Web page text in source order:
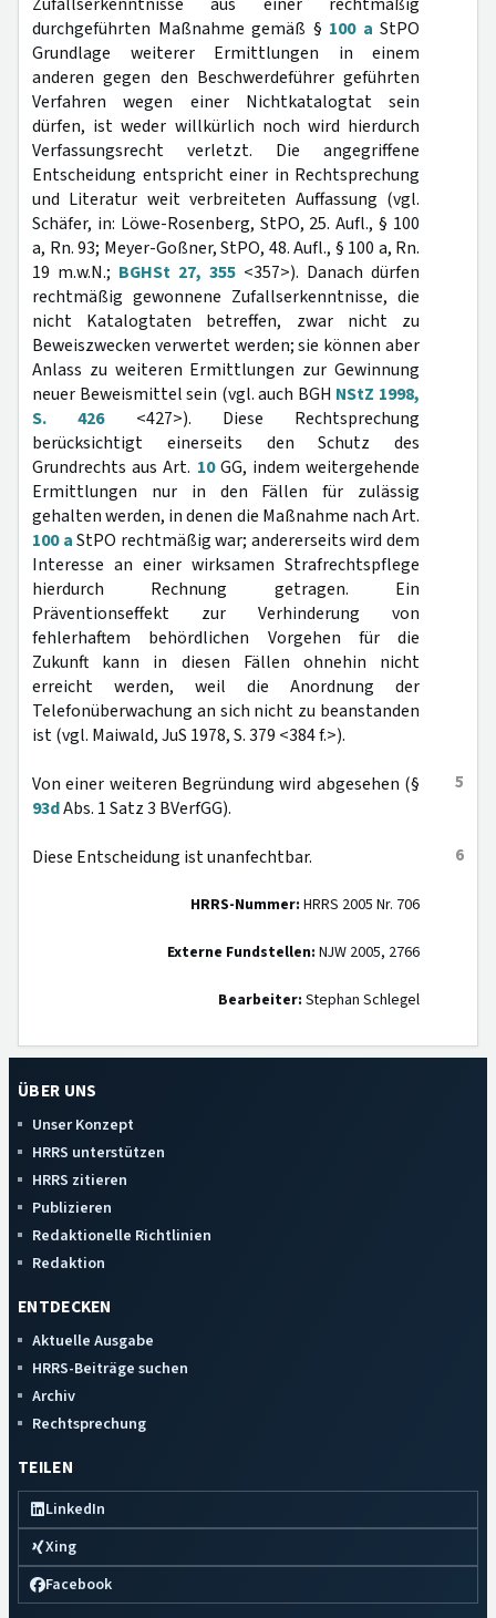
durchgeführten Maßnahme gemäß § 100 a StPO
Grundlage weiterer Ermittlungen in einem
anderen gegen den Beschwerdeführer geführten
Verfahren wegen einer Nichtkatalogtat sein
dürfen, ist weder willkürlich noch wird hierdurch
Verfassungsrecht verletzt. Die angegriffene
Entscheidung entspricht einer in Rechtsprechung
und Literatur weit verbreiteten Auffassung (vgl.
Schäfer, in: Löwe-Rosenberg, StPO, 25. Aufl., § 100
a, Rn. 93; Meyer-Goßner, StPO, 48. Aufl., § 100 a, Rn.
19 m.w.N.; BGHSt 27, 355 <357>). Danach dürfen
rechtmäßig gewonnene Zufallserkenntnisse, die
nicht Katalogtaten betreffen, zwar nicht zu
Beweiszwecken verwertet werden; sie können aber
Anlass zu weiteren Ermittlungen zur Gewinnung
neuer Beweismittel sein (vgl. auch BGH NStZ 1998,
S. 426<427>). Diese Rechtsprechung
berücksichtigt einerseits den Schutz des
Grundrechts aus Art. 10GG, indem weitergehende
Ermittlungen nur in den Fällen für zulässig
gehalten werden, in denen die Maßnahme nach Art.
100 aStPO rechtmäßig war; andererseits wird dem
Interesse an einer wirksamen Strafrechtspflege
hierdurch Rechnung getragen. Ein
Präventionseffekt zur Verhinderung von
fehlerhaftem behördlichen Vorgehen für die
Zukunft kann in diesen Fällen ohnehin nicht
erreicht werden, weil die Anordnung der
Telefonüberwachung an sich nicht zu beanstanden
ist (vgl. Maiwald, JuS 1978, S. 379 <384 f.>).
5
Von einer weiteren Begründung wird abgesehen (§
93dAbs. 1 Satz 3 BVerfGG).
6
Diese Entscheidung ist unanfechtbar.
HRRS-Nummer: HRRS 2005 Nr. 706
Externe Fundstellen: NJW 2005, 2766
Bearbeiter: Stephan Schlegel
ÜBER UNS
Unser Konzept
HRRS unterstützen
HRRS zitieren
Publizieren
Redaktionelle Richtlinien
Redaktion
ENTDECKEN
Aktuelle Ausgabe
HRRS-Beiträge suchen
Archiv
Rechtsprechung
TEILEN
LinkedIn
Xing
Facebook